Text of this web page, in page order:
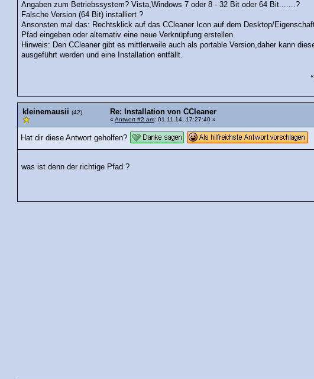
Angaben zum Betriebssystem? Vista,Windows 7 oder 8 - 32 Bit oder 64 Bit.......?
Falsche Version (64 Bit) installiert ?
Ansonsten mal das: Rechtsklick auf das CCleaner Icon auf dem Desktop/
Pfad eingeben oder alternativ eine neue Verknüpfung erstellen.
Hinweis: Den CCleaner gibt es mittlerweile auch als portable Version,daher kann
ausgeführt werden und eine Installation entfällt.
«
kleinemausii (42) Re: Installation von CCleaner
« Antwort #2 am: 01.11.14, 17:27:40 »
Hat dir diese Antwort geholfen?
was ist denn der richtige Pfad ?